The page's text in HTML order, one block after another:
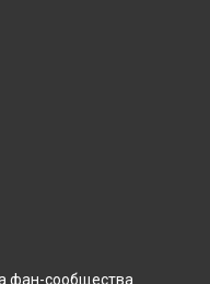
фан-сообщества